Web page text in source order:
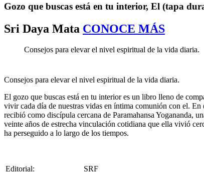
Gozo que buscas está en tu interior, El (tapa
Sri Daya Mata CONOCE MÁS
Consejos para elevar el nivel espiritual de la vida diaria.
Consejos para elevar el nivel espiritual de la vida diaria.
El gozo que buscas está en tu interior es un libro lleno de
vivir cada día de nuestras vidas en íntima comunión con el.
recibió como discípula cercana de Paramahansa Yogananda,
veinte años de estrecha vinculación cotidiana que ella vivió
ha perseguido a lo largo de los tiempos.
Editorial:
SRF